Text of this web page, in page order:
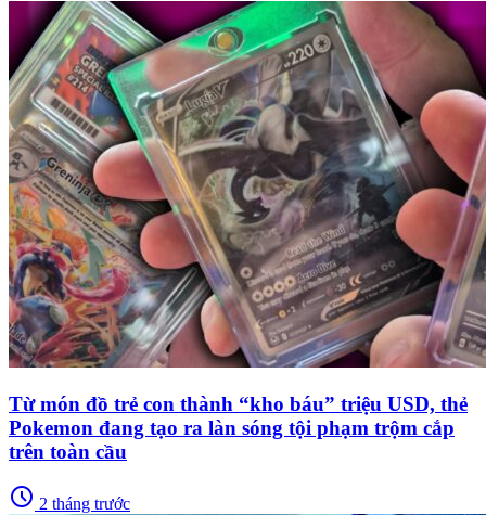
Từ món đồ trẻ con thành “kho báu” triệu USD, thẻ
Pokemon đang tạo ra làn sóng tội phạm trộm cắp
trên toàn cầu
schedule 2 tháng trước